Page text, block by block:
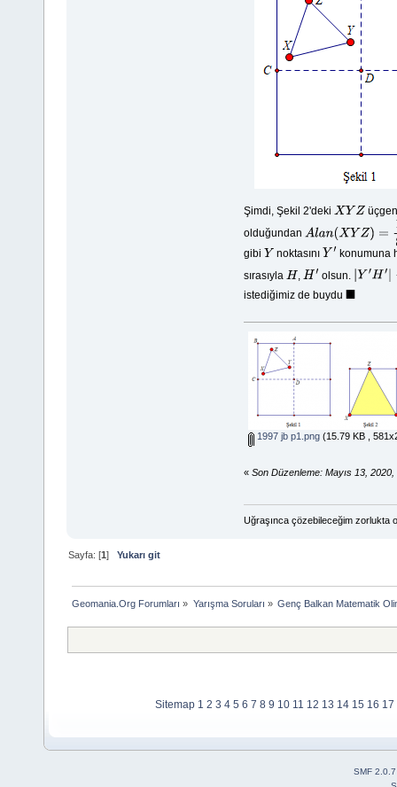
Şimdi, Şekil 2'deki XYZ
olduğundan Alan(X YZ )= 18
gibi Y noktasını Y
konumuna
sırasıyla H , H′ olsun. Y′ H′|< |
istediğimiz de buydu ◼
1997 jb p1.png(15.79 KB ,
« Son Düzenleme: Mayıs 13,
Uğraşınca çözebileceğim zorlukta
Sayfa: [1]Yukarı git
Geomania.Org Forumları » Yarışma Soruları » Genç Balkan Matematik
Sitemap 1 2 3 4 5 6 7 8 9 10 11 12 13 14 15 16 17
SMF 2.0.7